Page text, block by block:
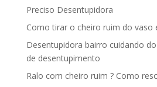
Preciso Desentupidora
Como tirar o cheiro ruim do vaso
Desentupidora bairro cuidando
de desentupimento
Ralo com cheiro ruim ? Como